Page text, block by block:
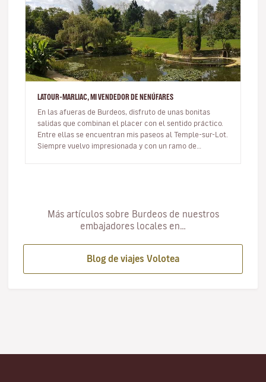
LATOUR-MARLIAC, MI VENDEDOR DE NENÚFARES
En las afueras de Burdeos, disfruto de unas bonitas
salidas que combinan el placer con el sentido práctico.
Entre ellas se encuentran mis paseos al Temple-sur-Lot.
Siempre vuelvo impresionada y con un ramo de
Más artículos sobre Burdeos de nuestros
embajadores locales en…
Blog de viajes Volotea